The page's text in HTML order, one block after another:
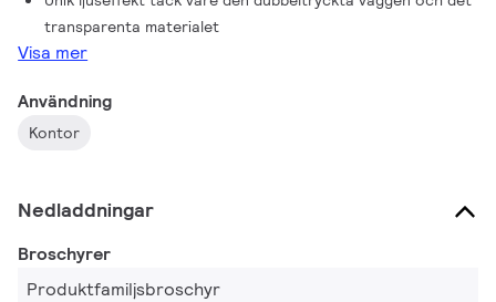
transparenta materialet
Visa mer
Användning
Kontor
Nedladdningar
Broschyrer
Produktfamiljsbroschyr